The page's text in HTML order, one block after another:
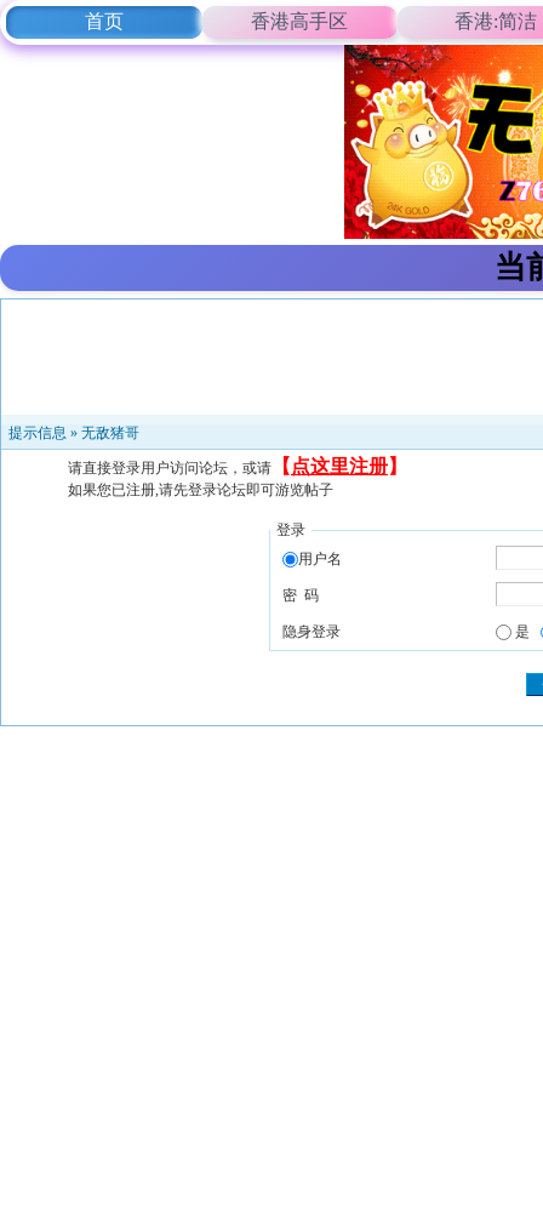
首页 香港高手区 香港:简洁
当
提示信息 » 无敌猪哥
请直接登录用户访问论坛，或请 【 点这里注册】
如果您已注册,请先登录论坛即可游览帖子
登录
用户名
密 码
隐身登录 是